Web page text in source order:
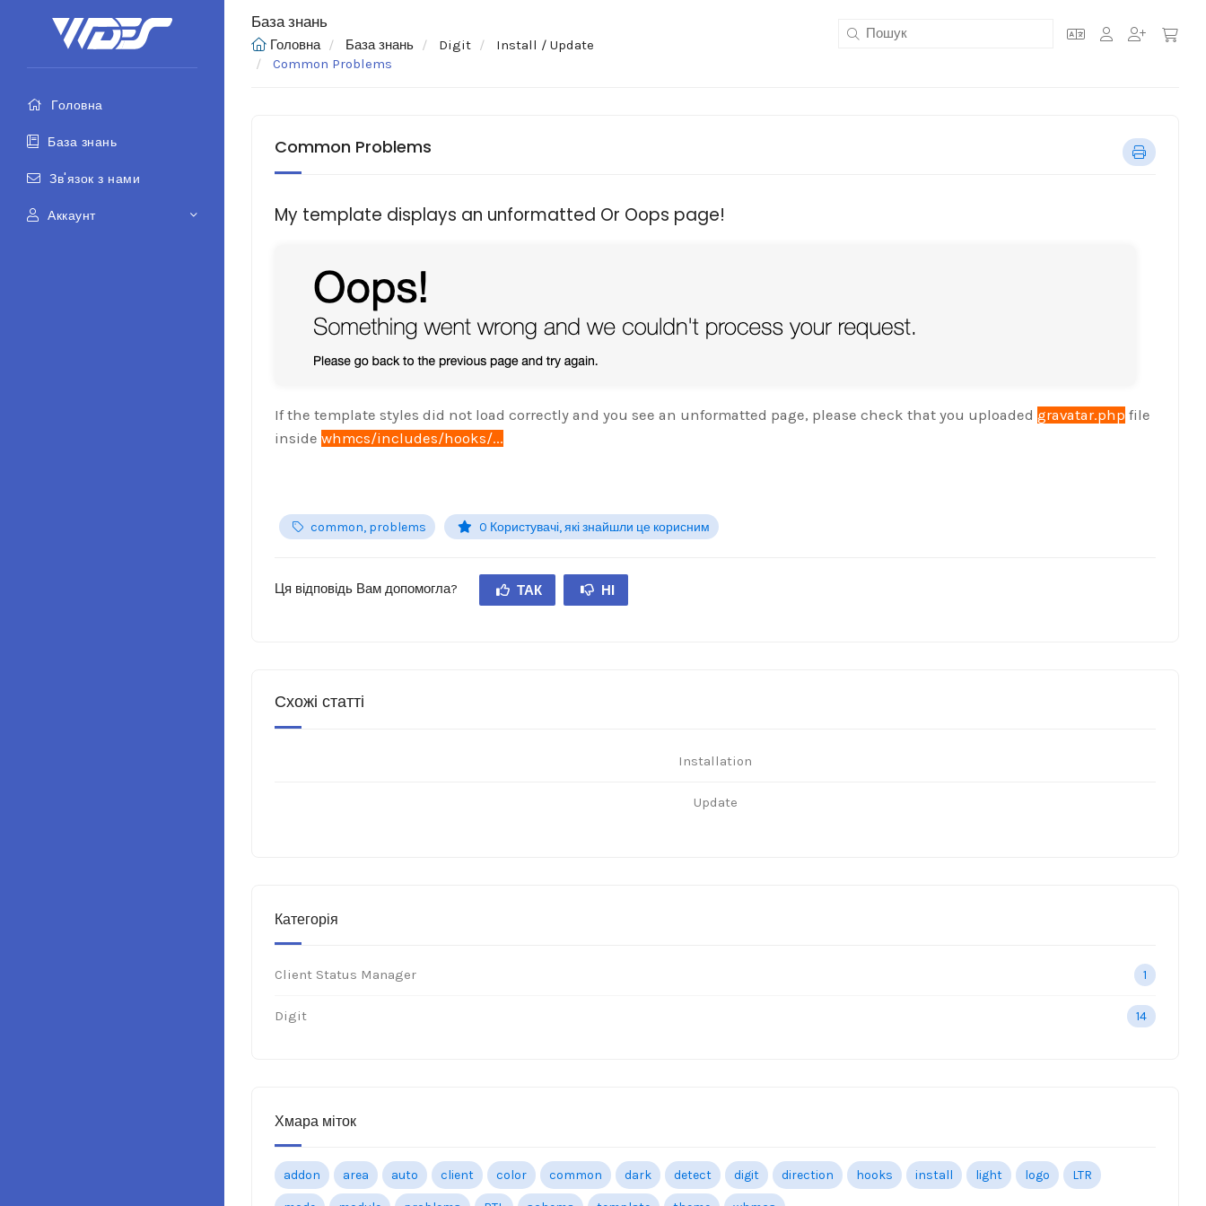
Головна
База знань
Зв'язок з нами
Аккаунт
База знань
Головна База знань Digit
Install / Update
Common Problems
Категорія
1
Client Status Manager
14
Digit
Хмара міток
addon area auto client color common dark detect digit direction hooks install light logo LTR
Common Problems
My template displays an unformatted Or Oops page!
If the template styles did not load correctly and you see an unformatted page, please check that you uploaded gravatar.php file
inside whmcs/includes/hooks/...
common, problems 0 Користувачі, які знайшли це корисним
Ця відповідь Вам допомогла? ТАК НІ
Схожі статті
Installation
Update